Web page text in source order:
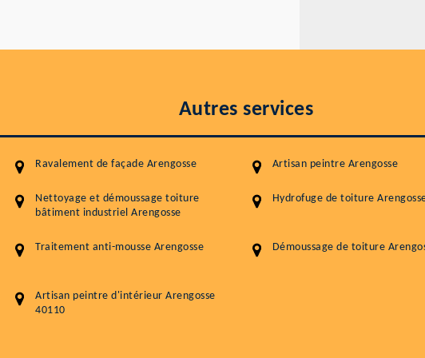
Autres services
Ravalement de façade Arengosse Artisan peintre Arengosse
Nettoyage et démoussage toiture
bâtiment industriel Arengosse
Hydrofuge de toiture
Traitement anti-mousse Arengosse Démoussage de toiture
Artisan peintre d'intérieur Arengosse
40110